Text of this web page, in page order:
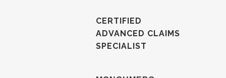
CERTIFIED
ADVANCED CLAIMS
SPECIALIST